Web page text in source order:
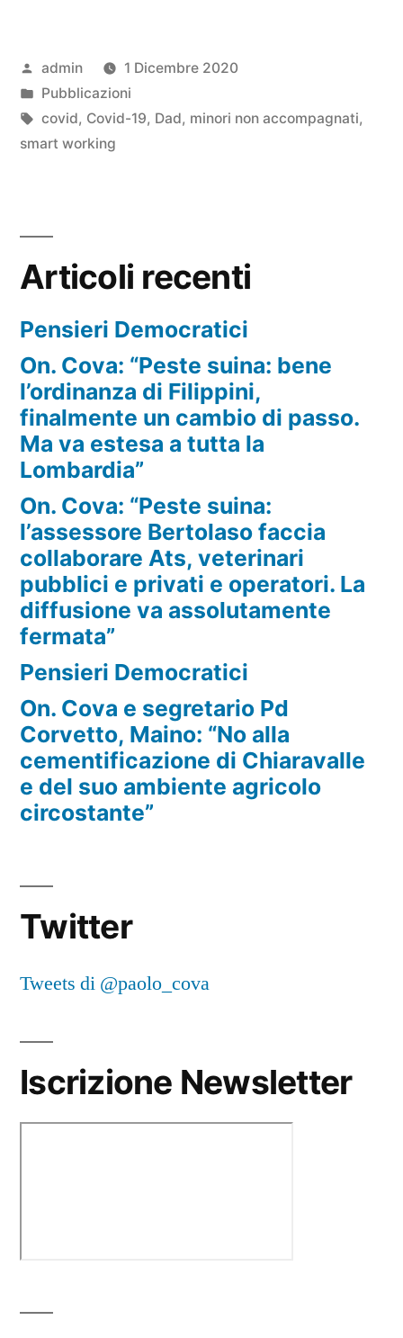
Pubblicato
da
admin
1 Dicembre 2020
Pubblicato
in
Pubblicazioni
Tag:
covid, Covid-19, Dad, minori non accompagnati,
smart working
Articoli recenti
Pensieri Democratici
On. Cova: “Peste suina: bene
l’ordinanza di Filippini,
finalmente un cambio di passo.
Ma va estesa a tutta la
Lombardia”
On. Cova: “Peste suina:
l’assessore Bertolaso faccia
collaborare Ats, veterinari
pubblici e privati e operatori. La
diffusione va assolutamente
fermata”
Pensieri Democratici
On. Cova e segretario Pd
Corvetto, Maino: “No alla
cementificazione di Chiaravalle
e del suo ambiente agricolo
circostante”
Twitter
Tweets di @paolo_cova
Iscrizione Newsletter